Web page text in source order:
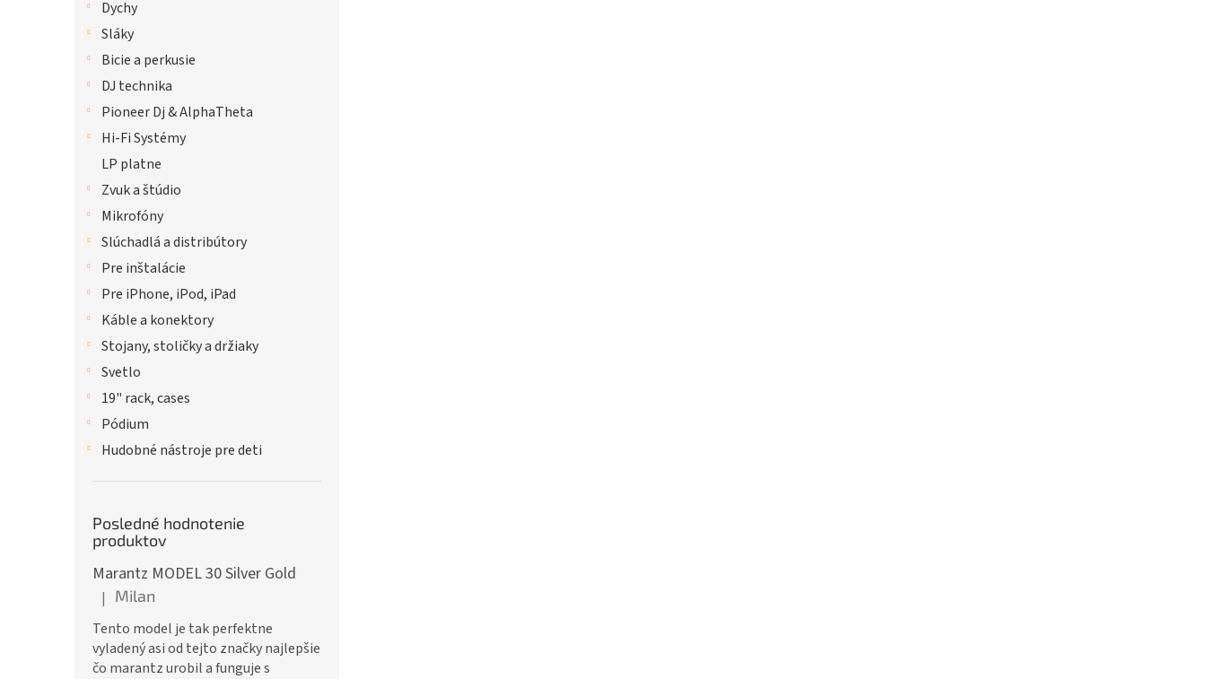
Dychy
Sláky
Bicie a perkusie
DJ technika
Pioneer Dj & AlphaTheta
Hi-Fi Systémy
LP platne
Zvuk a štúdio
Mikrofóny
Slúchadlá a distribútory
Pre inštalácie
Pre iPhone, iPod, iPad
Káble a konektory
Stojany, stoličky a držiaky
Svetlo
19" rack, cases
Pódium
Hudobné nástroje pre deti
Posledné hodnotenie
produktov
Marantz MODEL 30 Silver Gold
Hodnotenie produktu je 5 z 5 hviezdičiek.
| Milan
Tento model je tak perfektne
vyladený asi od tejto značky najlepšie
čo marantz urobil a funguje s